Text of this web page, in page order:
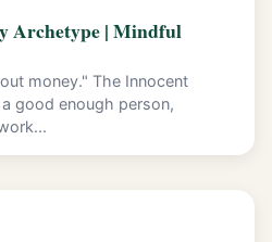
Archetype | Mindful
money." The Innocent
good enough person,